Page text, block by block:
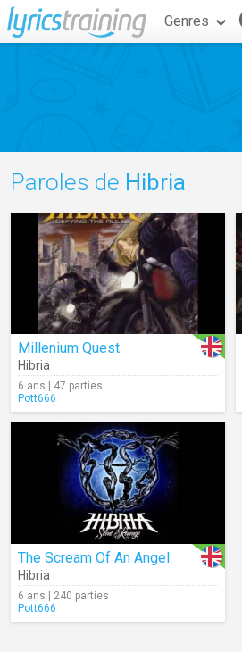
Genres
Paroles de Hibria
Millenium Quest
Hibria
6 ans | 47 parties
Pott666
The Scream Of An Angel
Hibria
6 ans | 240 parties
Pott666